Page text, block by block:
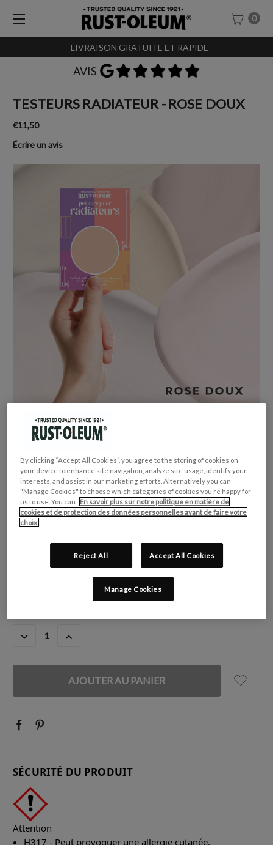
LIVRAISON GRATUITE ET RAPIDE
0
AVIS
TESTEURS RADIATEUR - ROSE DOUX
€11,50
Écrire un avis
COLLECTION DE COULEUR: Rose
CONVIENT POUR: Radiateur
FINITION: OBLIGATOIRE
DIMINUER
:
AUGMENTER
QUANTITÉ
:
SÉCURITÉ DU PRODUIT
Attention
H317 - Peut provoquer une allergie cutanée.
By clicking “Accept All Cookies”, you agree to the storing of cookies on
your device to enhance site navigation, analyze site usage, identify your
interests, and assist in our marketing efforts. Alternatively you can
"Manage Cookies" to choose which categories of cookies you’re happy for
us to use. You can
En savoir plus sur notre politique en matière de
cookies et de protection des données personnelles avant de faire votre
choix.
Reject All Accept All Cookies
Manage Cookies